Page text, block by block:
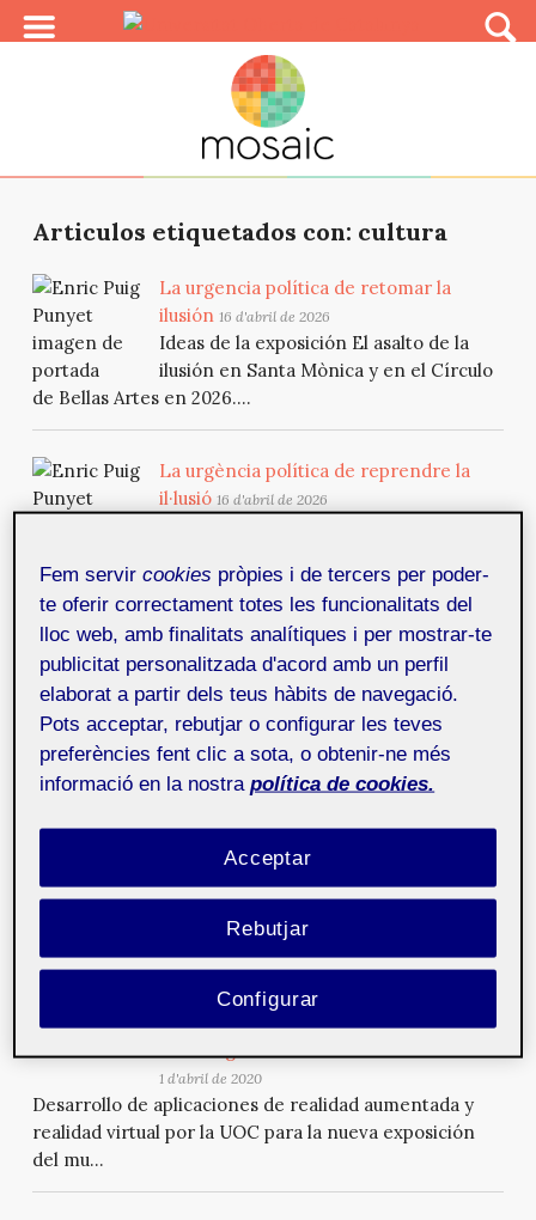
Articulos etiquetados con: cultura
La urgencia política de retomar la
ilusión 16 d'abril de 2026
Ideas de la exposición El asalto de la
ilusión en Santa Mònica y en el Círculo
de Bellas Artes en 2026....
La urgència política de reprendre la
il·lusió 16 d'abril de 2026
Artes el 2026.
Conferencia virtual #CCSEFutures
25 de maig de 2020
Noticia sobre la conferencia online impulsada por el
CCSE para debatir sobre el futuro de los festivales y
otr...
recursos culturales en abierto
maig de 2020
Artículo con una selección de enlaces a recursos
1 d'abril de 2020
Desarrollo de aplicaciones de realidad aumentada y
realidad virtual por la UOC para la nueva exposición
del mu...
Fem servircookies pròpies i de tercers per poder-
te oferir correctament totes les funcionalitats del
lloc web, amb finalitats analítiques i per mostrar-te
publicitat personalitzada d'acord amb un perfil
elaborat a partir dels teus hàbits de navegació.
Pots acceptar, rebutjar o configurar les teves
preferències fent clic a sota, o obtenir-ne més
informació en la nostra política de cookies.
Rebutjar
Acceptar
Configurar